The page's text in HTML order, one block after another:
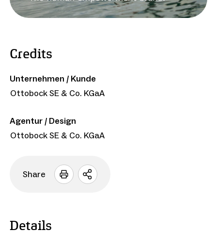
Credits
Unternehmen / Kunde
Ottobock SE & Co. KGaA
Agentur / Design
Ottobock SE & Co. KGaA
Share
Sharing
Details